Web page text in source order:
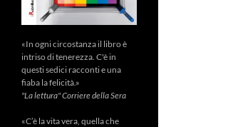
«In ogni circostanza il libro è
intriso di tenerezza. C'è in
questi sedici racconti e una
fiaba la felicità.»
"La lettura" Corriere della Sera
«C’è la vita vera, quella che